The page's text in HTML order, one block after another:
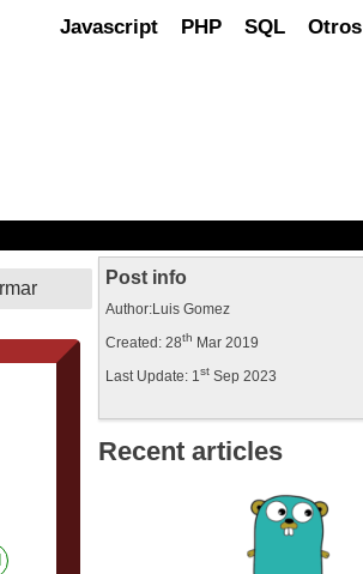
Javascript PHP SQL Otros
Post info
Author:Luis Gomez
Created: 28th Mar 2019
Last Update: 1st Sep 2023
Recent articles